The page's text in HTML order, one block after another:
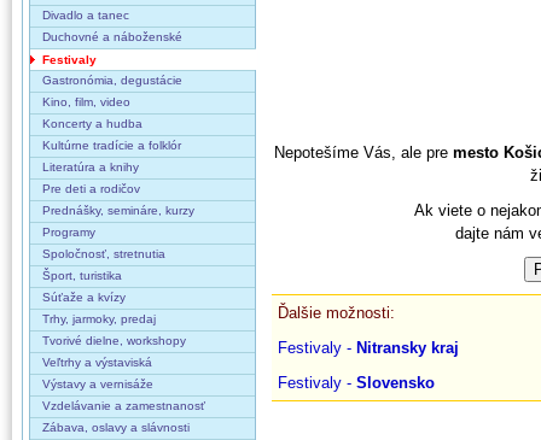
Divadlo a tanec
Duchovné a náboženské
Festivaly
Gastronómia, degustácie
Kino, film, video
Koncerty a hudba
Kultúrne tradície a folklór
Literatúra a knihy
Pre deti a rodičov
Prednášky, semináre, kurzy
Programy
Spoločnosť, stretnutia
Šport, turistika
Súťaže a kvízy
Trhy, jarmoky, predaj
Tvorivé dielne, workshopy
Veľtrhy a výstaviská
Výstavy a vernisáže
Vzdelávanie a zamestnanosť
Zábava, oslavy a slávnosti
Nepotešíme Vás, ale pre mesto
Ak viete o
dajte nám
Ďalšie možnosti:
Festivaly - Nitransky kraj
Festivaly - Slovensko